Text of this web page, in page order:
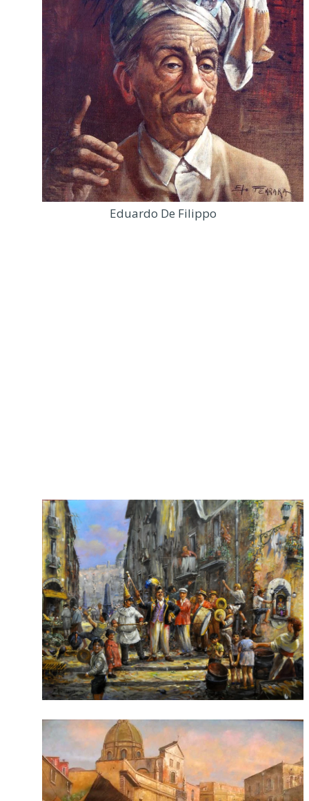
Eduardo De Filippo